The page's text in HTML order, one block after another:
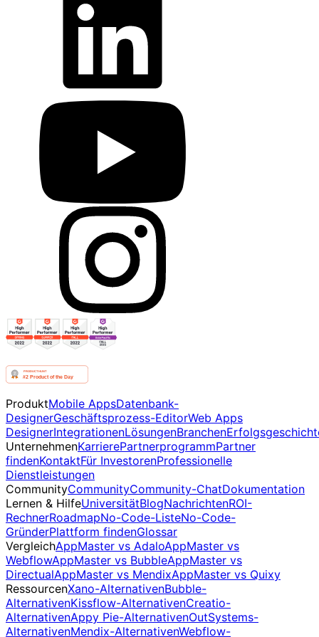
ProduktMobile AppsDatenbank-
DesignerGeschäftsprozess-EditorWeb Apps
DesignerIntegrationenLösungenBranchen
UnternehmenKarrierePartnerprogrammPartner
findenKontaktFür InvestorenProfessionelle
Dienstleistungen
CommunityCommunityCommunity-ChatDokumentation
Lernen & HilfeUniversitätBlogNachrichtenROI-
RechnerRoadmapNo-Code-ListeNo-Code-
GründerPlattform findenGlossar
VergleichAppMaster vs AdaloAppMaster vs
WebflowAppMaster vs BubbleAppMaster vs
DirectualAppMaster vs MendixAppMaster vs Quixy
RessourcenXano-AlternativenBubble-
AlternativenKissflow-AlternativenCreatio-
AlternativenAppy Pie-AlternativenOutSystems-
AlternativenMendix-AlternativenWebflow-